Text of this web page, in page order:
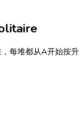
每堆都从A开始按升